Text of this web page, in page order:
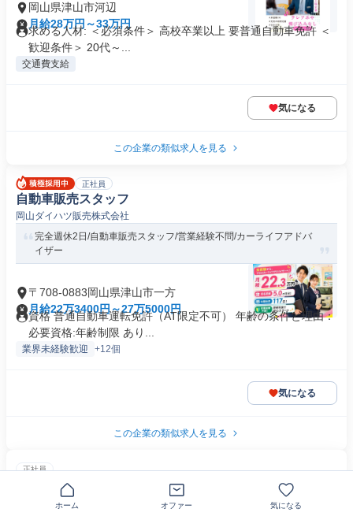
岡山県津山市河辺
月給28万円～33万円
求める人材: ＜必須条件＞ 高校卒業以上 要普通自動車免許 ＜
歓迎条件＞ 20代～...
交通費支給
気になる
この企業の類似求人を見る
正社員
自動車販売スタッフ
岡山ダイハツ販売株式会社
完全週休2日/自動車販売スタッフ/営業経験不問/カーライフアドバ
イザー
〒708-0883岡山県津山市一方
月給22万3400円～27万5000円
資格 普通自動車運転免許（AT限定不可） 年齢の条件と理由：
必要資格:年齢制限 あり...
業界未経験歓迎 +12個
気になる
この企業の類似求人を見る
正社員
ライフパートナー(保険の反響営業)
ほけんの窓口グループ株式会社
ホーム オファー 気になる